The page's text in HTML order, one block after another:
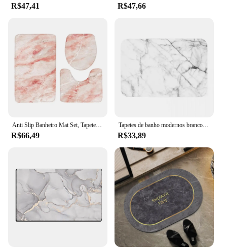
R$47,41 R$47,66
Anti Slip Banheiro Mat Set, Tapete De Banho Absorvente Em Forma De U, Tampa Da Tampa Do Assento Do Vaso Sanitário, Esteiras De Padrão De Mármore, 3pcs por conjunto
R$66,49
Tapetes de banho modernos branco preto ouro abstrato mármore cozinha tapete design geométrico antiderrapante quarto decoração casa
R$33,89